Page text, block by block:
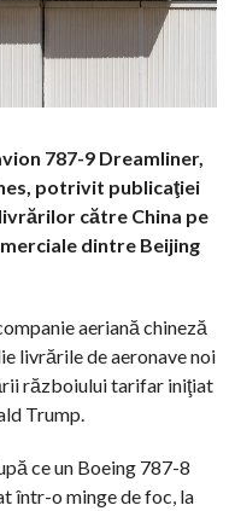
787-9 Dreamliner,
potrivit publicaţiei
către China pe
dintre Beijing
aeriană chineză
livrările de aeronave noi
războiului tarifar iniţiat
Trump.
ce un Boeing 787-8
într-o minge de foc, la